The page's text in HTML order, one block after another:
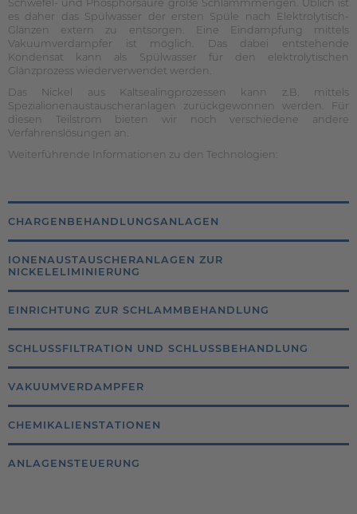
Schwefel- und Phosphorsäure große Schlammmengen. Üblich ist
es daher das Spülwasser der ersten Spüle nach Elektrolytisch-
Glänzen extern zu entsorgen. Eine Eindampfung mittels
Vakuumverdampfer ist möglich. Das dabei entstehende
Kondensat kann als Spülwasser für den elektrolytischen
Glänzprozess wiederverwendet werden.
Das Nickel aus Kaltsealingprozessen kann z.B. mittels
Spezialionenaustauscheranlagen zurückgewonnen werden. Für
diesen Teilstrom bieten wir noch verschiedene andere
Verfahrenslösungen an.
Weiterführende Informationen zu den Technologien:
CHARGENBEHANDLUNGSANLAGEN
IONENAUSTAUSCHERANLAGEN ZUR
NICKELELIMINIERUNG
EINRICHTUNG ZUR SCHLAMMBEHANDLUNG
SCHLUSSFILTRATION UND SCHLUSSBEHANDLUNG
VAKUUMVERDAMPFER
CHEMIKALIENSTATIONEN
ANLAGENSTEUERUNG